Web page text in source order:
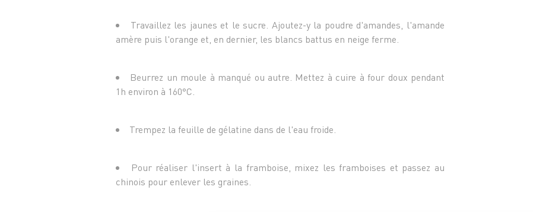
Travaillez les jaunes et le sucre. Ajoutez-y la poudre d'amandes, l'amande
amère puis l'orange et, en dernier, les blancs battus en neige ferme.
Beurrez un moule à manqué ou autre. Mettez à cuire à four doux pendant
1h environ à 160°C.
Trempez la feuille de gélatine dans de l'eau froide.
Pour réaliser l'insert à la framboise, mixez les framboises et passez au
chinois pour enlever les graines.